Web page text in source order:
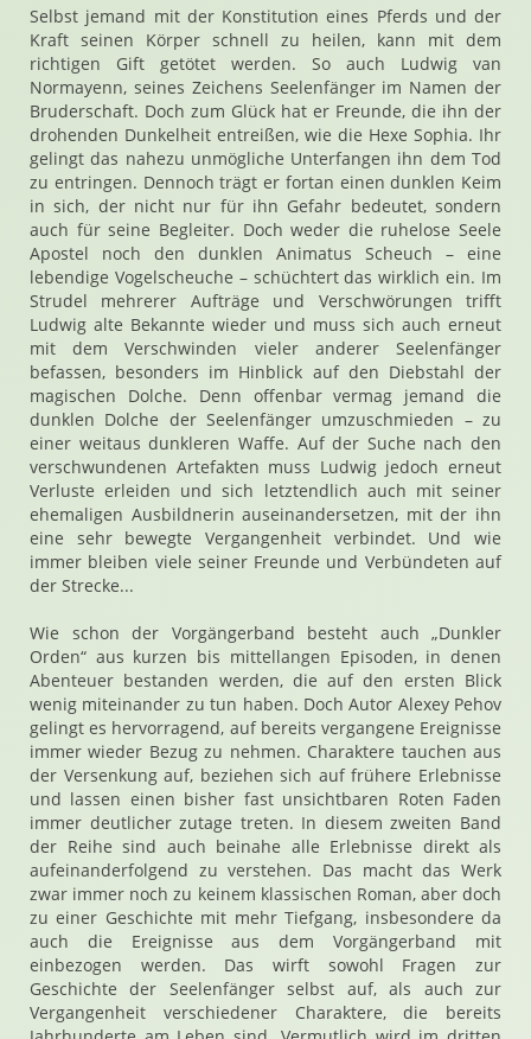
Selbst jemand mit der Konstitution eines Pferds und der
Kraft seinen Körper schnell zu heilen, kann mit dem
richtigen Gift getötet werden. So auch Ludwig van
Normayenn, seines Zeichens Seelenfänger im Namen der
Bruderschaft. Doch zum Glück hat er Freunde, die ihn der
drohenden Dunkelheit entreißen, wie die Hexe Sophia. Ihr
gelingt das nahezu unmögliche Unterfangen ihn dem Tod
zu entringen. Dennoch trägt er fortan einen dunklen Keim
in sich, der nicht nur für ihn Gefahr bedeutet, sondern
auch für seine Begleiter. Doch weder die ruhelose Seele
Apostel noch den dunklen Animatus Scheuch – eine
lebendige Vogelscheuche – schüchtert das wirklich ein. Im
Strudel mehrerer Aufträge und Verschwörungen trifft
Ludwig alte Bekannte wieder und muss sich auch erneut
mit dem Verschwinden vieler anderer Seelenfänger
befassen, besonders im Hinblick auf den Diebstahl der
magischen Dolche. Denn offenbar vermag jemand die
dunklen Dolche der Seelenfänger umzuschmieden – zu
einer weitaus dunkleren Waffe. Auf der Suche nach den
verschwundenen Artefakten muss Ludwig jedoch erneut
Verluste erleiden und sich letztendlich auch mit seiner
ehemaligen Ausbildnerin auseinandersetzen, mit der ihn
eine sehr bewegte Vergangenheit verbindet. Und wie
immer bleiben viele seiner Freunde und Verbündeten auf
der Strecke...
Wie schon der Vorgängerband besteht auch „Dunkler
Orden“ aus kurzen bis mittellangen Episoden, in denen
Abenteuer bestanden werden, die auf den ersten Blick
wenig miteinander zu tun haben. Doch Autor Alexey Pehov
gelingt es hervorragend, auf bereits vergangene Ereignisse
immer wieder Bezug zu nehmen. Charaktere tauchen aus
der Versenkung auf, beziehen sich auf frühere Erlebnisse
und lassen einen bisher fast unsichtbaren Roten Faden
immer deutlicher zutage treten. In diesem zweiten Band
der Reihe sind auch beinahe alle Erlebnisse direkt als
aufeinanderfolgend zu verstehen. Das macht das Werk
zwar immer noch zu keinem klassischen Roman, aber doch
zu einer Geschichte mit mehr Tiefgang, insbesondere da
auch die Ereignisse aus dem Vorgängerband mit
einbezogen werden. Das wirft sowohl Fragen zur
Geschichte der Seelenfänger selbst auf, als auch zur
Vergangenheit verschiedener Charaktere, die bereits